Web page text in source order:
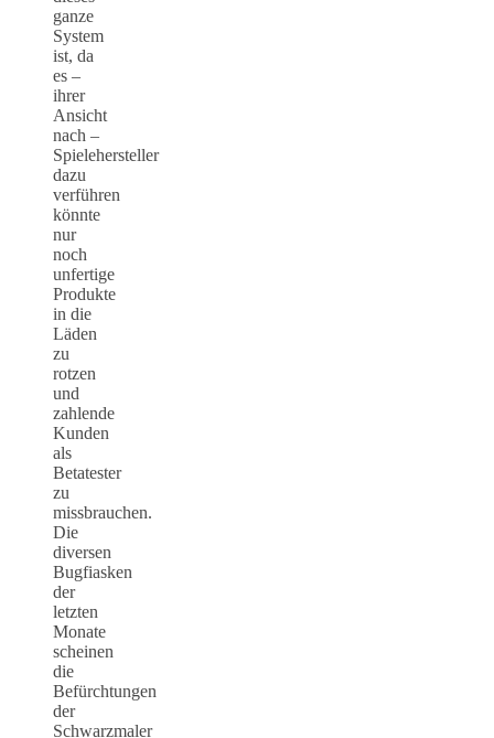
ganze
System
ist, da
es –
ihrer
Ansicht
nach –
Spielehersteller
dazu
verführen
könnte
nur
noch
unfertige
Produkte
in die
Läden
zu
rotzen
und
zahlende
Kunden
als
Betatester
zu
missbrauchen.
Die
diversen
Bugfiasken
der
letzten
Monate
scheinen
die
Befürchtungen
der
Schwarzmaler